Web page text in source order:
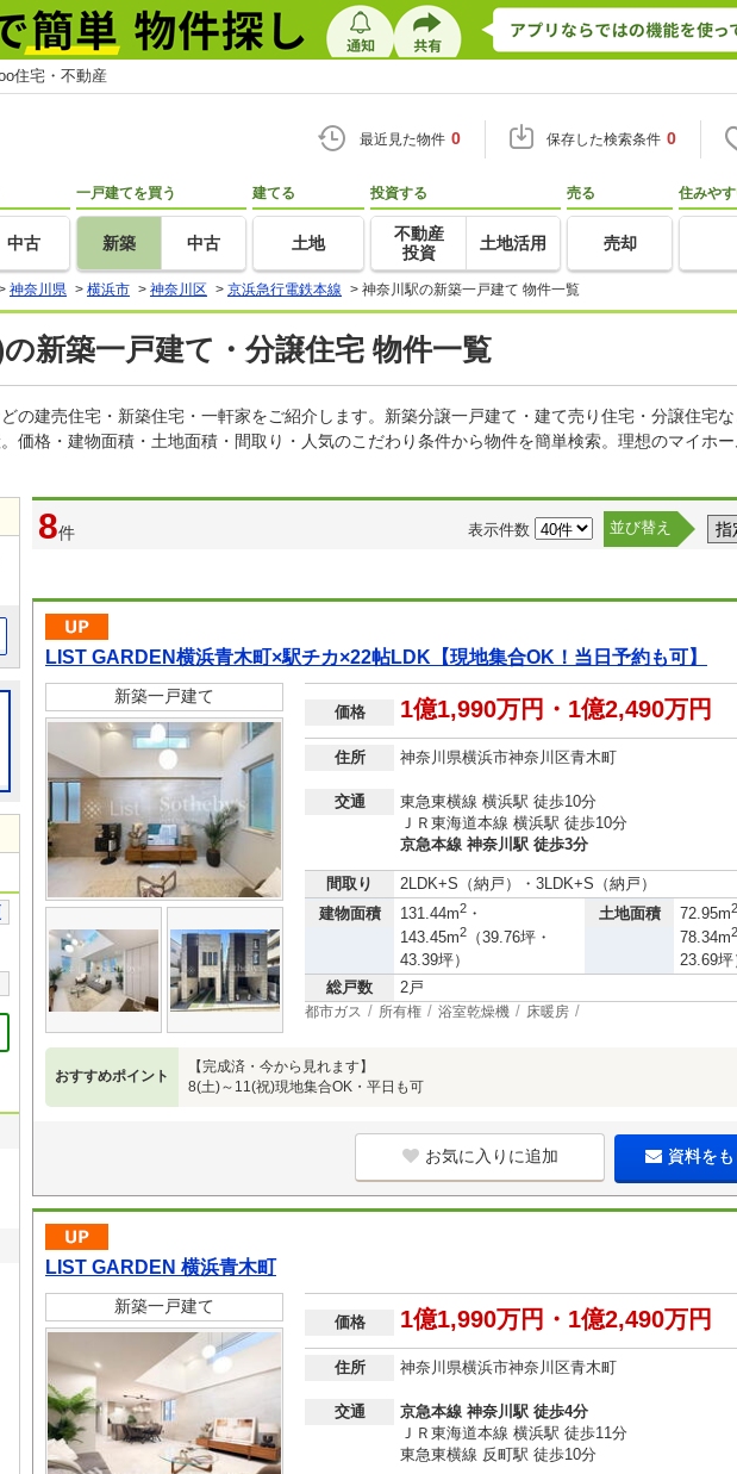
住宅・不動産
最近見た物件 0 保存した検索条件 0
中古
一戸建てを買う
新築 中古
建てる
土地
投資する
不動産
投資
土地活用
売る
売却
住みや
神奈川県 > 横浜市 > 神奈川区 > 京浜急行電鉄本線 > 神奈川駅の新築一戸建て 物件一覧
新築一戸建て・分譲住宅 物件一覧
の建売住宅・新築住宅・一軒家をご紹介します。新築分譲一戸建て・建て売り住宅・分譲住宅
価格・建物面積・土地面積・間取り・人気のこだわり条件から物件を簡単検索。理想のマイホ
8件 表示件数 並び替え
LIST GARDEN横浜青木町×駅チカ×22帖LDK【現地集合OK！当日予約も可】
新築一戸建て
価格 1億1,990万円・1億2,490万円
住所 神奈川県横浜市神奈川区青木町
交通
東急東横線 横浜駅 徒歩10分
ＪＲ東海道本線 横浜駅 徒歩10分
京急本線 神奈川駅 徒歩3分
間取り
2LDK+S（納戸）・3LDK+S（納戸）
建物面積
131.44m2 ・
143.45m2
（39.76坪・
43.39坪）
土地面積 72.95m2
78.34m2
23.69坪
総戸数
2戸
都市ガス 所有権 浴室乾燥機 床暖房
おすすめポイント
【完成済・今から見れます】
8(土)～11(祝)現地集合OK・平日も可
お気に入りに追加 資料をも
LIST GARDEN 横浜青木町
新築一戸建て
価格 1億1,990万円・1億2,490万円
住所 神奈川県横浜市神奈川区青木町
交通
京急本線 神奈川駅 徒歩4分
ＪＲ東海道本線 横浜駅 徒歩11分
東急東横線 反町駅 徒歩10分